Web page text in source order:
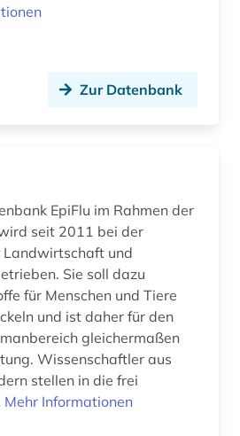
(1)
notfallmedizin (1)
online-publikation (2)
open access transformation (2)
Zur Datenbank
EpiFlu im Rahmen der
2011 bei der
und
Sie soll dazu
für Menschen und Tiere
und ist daher für den
gleichermaßen
Wissenschaftler aus
stellen in die frei
Mehr Informationen